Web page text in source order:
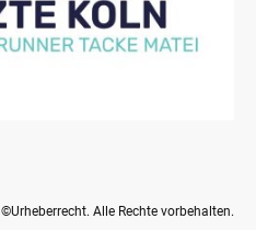
©Urheberrecht. Alle Rechte vorbehalten.